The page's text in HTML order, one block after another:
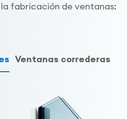
fabricación de ventanas:
Ventanas correderas